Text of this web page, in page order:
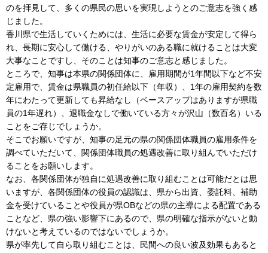
のを拝見して、多くの県民の思いを実現しようとのご意志を強く感
じました。
香川県で生活していくためには、生活に必要な賃金が安定して得ら
れ、長期に安心して働ける、やりがいのある職に就けることは大変
大事なことですし、そのことは知事のご意志と感じました。
ところで、知事は本県の関係団体に、雇用期間が1年間以下など不安
定雇用で、賃金は県職員の初任給以下（年収）、1年の雇用契約を数
年にわたって更新しても昇給なし（ベースアップはありますが県職
員の1年遅れ）、退職金なしで働いている方々が沢山（数百名）いる
ことをご存じでしょうか。
そこでお願いですが、知事の足元の県の関係団体職員の雇用条件を
調べていただいて、関係団体職員の処遇改善に取り組んでいただけ
ることをお願いします。
なお、各関係団体が独自に処遇改善に取り組むことは可能だとは思
いますが、各関係団体の役員の認識は、県から出資、委託料、補助
金を受けていることや役員が県OBなどの県の主導による配置である
ことなど、県の強い影響下にあるので、県の明確な指示がないと動
けないと考えているのではないでしょうか。
県が率先して自ら取り組むことは、民間への良い波及効果もあると